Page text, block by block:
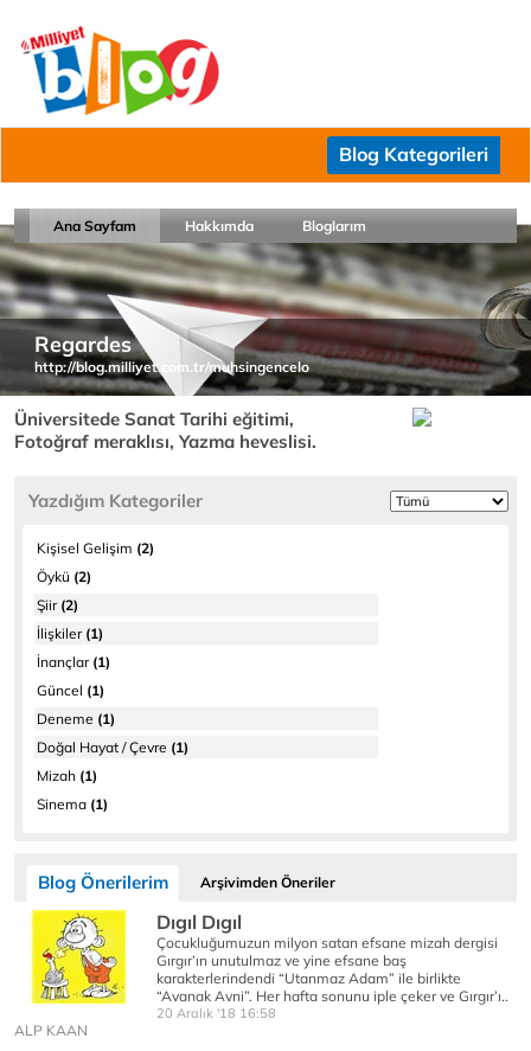
Blog Kategorileri
Ana Sayfam Hakkımda Bloglarım
Regardes
http://blog.milliyet.com.tr/muhsingencelo
Üniversitede Sanat Tarihi eğitimi,
Fotoğraf meraklısı, Yazma heveslisi.
Yazdığım Kategoriler
Kişisel Gelişim (2)
Öykü (2)
Şiir(2)
İlişkiler(1)
İnançlar(1)
Güncel (1)
Deneme (1)
Doğal Hayat / Çevre (1)
Mizah (1)
Sinema (1)
Blog Önerilerim Arşivimden Öneriler
Dıgıl Dıgıl
Çocukluğumuzun milyon satan efsane mizah dergisi
Gırgır’ın unutulmaz ve yine efsane baş
karakterlerindendi “Utanmaz Adam” ile birlikte
“Avanak Avni”. Her hafta sonunu iple çeker ve Gırgır’ı..
20 Aralık '18 16:58
ALP KAAN